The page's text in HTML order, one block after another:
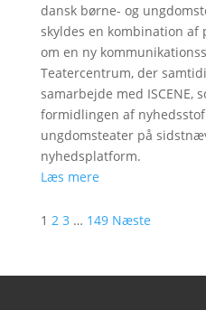
dansk børne- og
skyldes en kombination af
om en ny
Teatercentrum, der
samarbejde med ISCENE,
formidlingen af
ungdomsteater på
nyhedsplatform.
Læs mere
1 2 3 … 149 Næste